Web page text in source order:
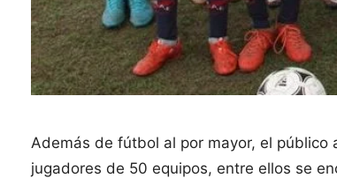
Además de fútbol al por mayor, el
jugadores de 50 equipos, entre ellos se